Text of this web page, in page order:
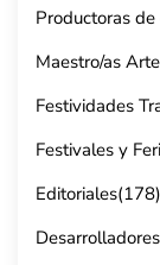
Productoras de
Maestro/as
Festividades
Festivales y
Editoriales(178)